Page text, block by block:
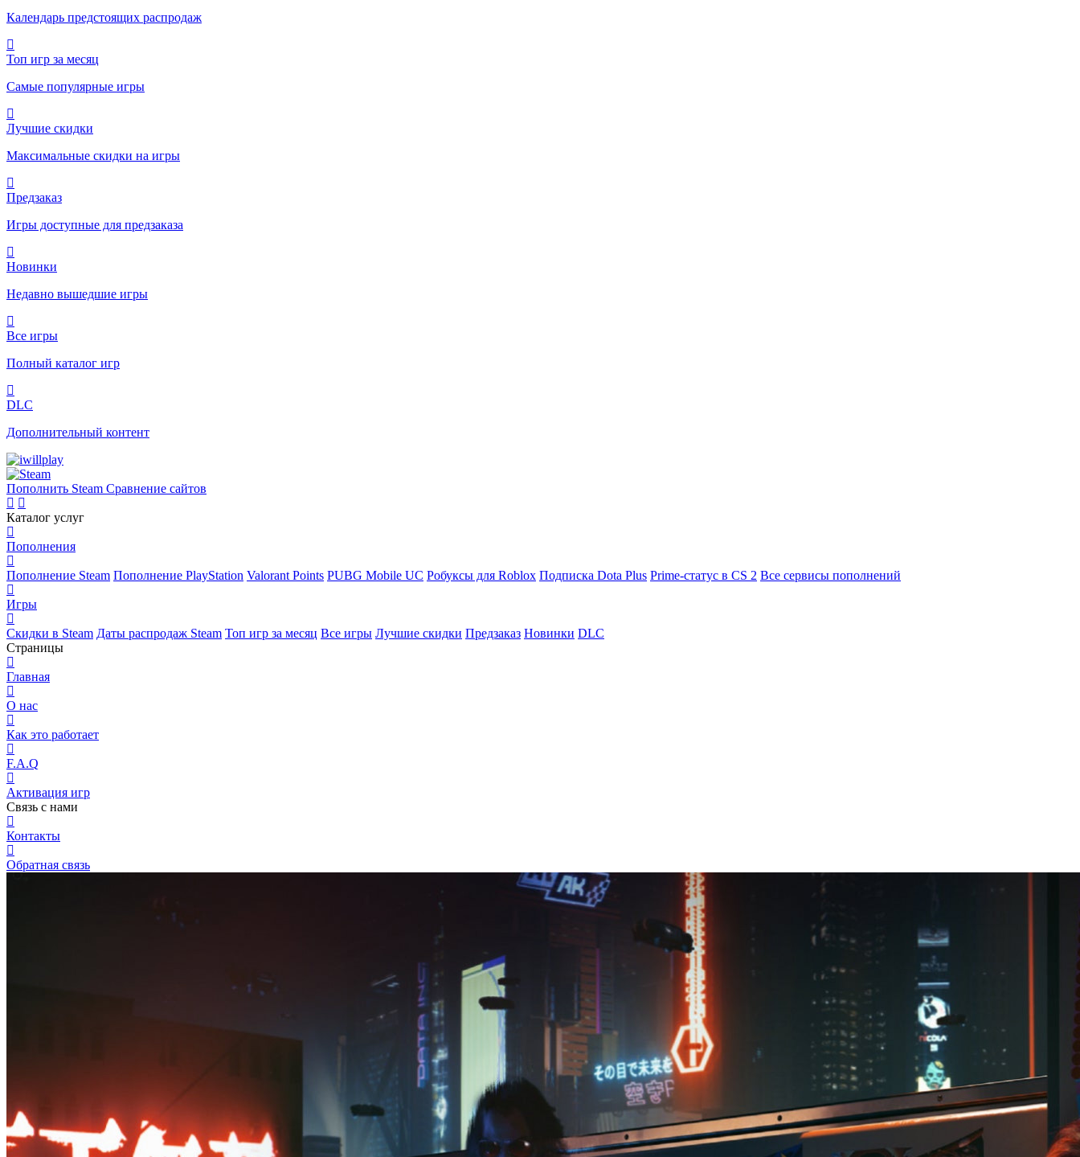
Календарь предстоящих распродаж
Топ игр за месяц
Самые популярные игры
Лучшие скидки
Максимальные скидки на игры
Предзаказ
Игры доступные для предзаказа
Новинки
Недавно вышедшие игры
Все игры
Полный каталог игр
DLC
Дополнительный контент
Пополнить Steam Сравнение сайтов
Каталог услуг
Пополнения
Пополнение Steam Пополнение PlayStation Valorant Points PUBG Mobile UC Робуксы для Roblox Подписка Dota Plus Prime-статус в CS 2 Все сервисы пополнений
Игры
Скидки в Steam Даты распродаж Steam Топ игр за месяц Все игры Лучшие скидки Предзаказ Новинки DLC
Страницы
Главная
О нас
Как это работает
F.A.Q
Активация игр
Связь с нами
Контакты
Обратная связь